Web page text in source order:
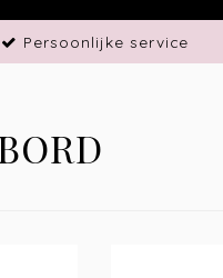
Persoonlijke service